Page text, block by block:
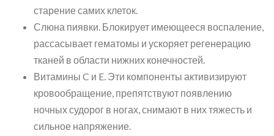
старение самих клеток.
Слюна пиявки. Блокирует имеющееся воспаление,
рассасывает гематомы и ускоряет регенерацию
тканей в области нижних конечностей.
Витамины C и E. Эти компоненты активизируют
кровообращение, препятствуют появлению
ночных судорог в ногах, снимают в них тяжесть и
сильное напряжение.